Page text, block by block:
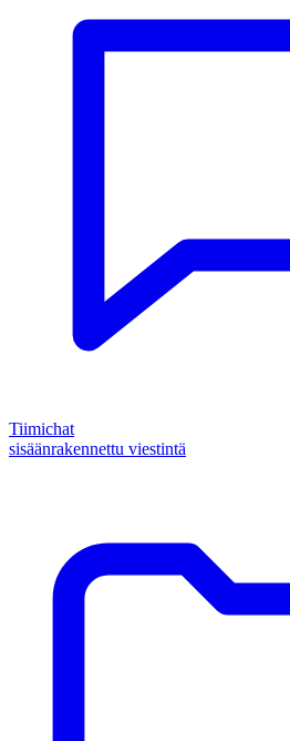
Tiimichat
sisäänrakennettu viestintä